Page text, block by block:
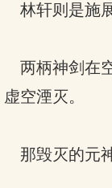
林轩则是施
两柄神剑在
虚空湮灭。
那毁灭的元